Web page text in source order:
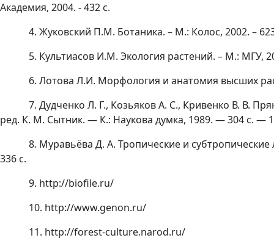
Академия, 2004. - 432 с.
4. Жуковский П.М. Ботаника. – М.: Колос, 2002. –
5. Культиасов И.М. Экология растений. – М.: МГУ,
6. Лотова Л.И. Морфология и анатомия высших
7. Дудченко Л. Г., Козьяков А. С., Кривенко В. В.
ред. К. М. Сытник. — К.: Наукова думка, 1989. — 304 с. —
8. Муравьёва Д. А. Тропические и
336 с.
9. http://biofile.ru/
10. http://www.genon.ru/
11. http://forest-culture.narod.ru/